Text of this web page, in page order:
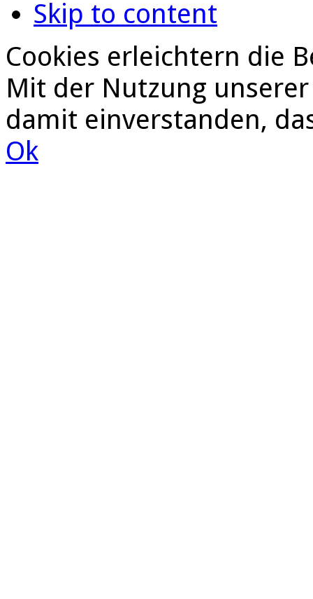
Skip to content
Cookies erleichtern die
Mit der Nutzung
damit einverstanden,
Ok